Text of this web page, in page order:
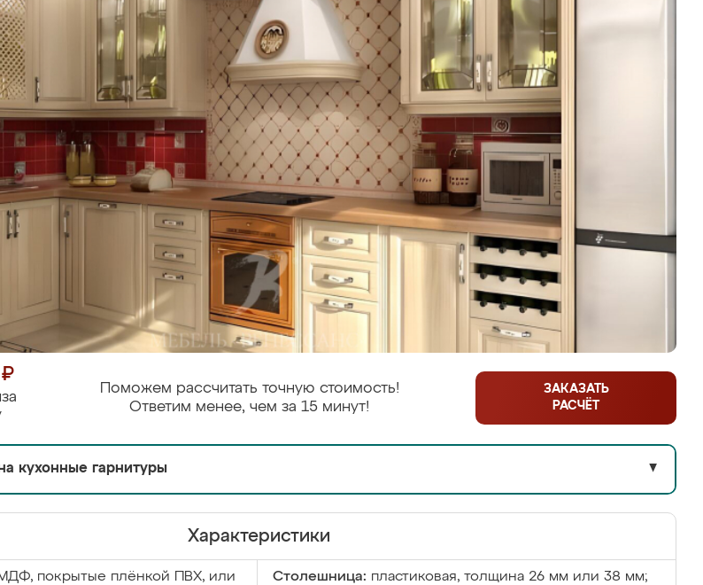
Поможем рассчитать точную стоимость!
Ответим менее, чем за 15 минут!
ЗАКАЗАТЬ
РАСЧЁТ
кухонные гарнитуры ▼
Характеристики
покрытые плёнкой ПВХ, или
Столешница: пластиковая, толщина 26 мм или 38 мм;